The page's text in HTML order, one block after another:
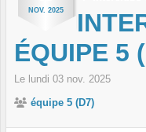
NOV. 2025
ÉQUIPE 5
Le lundi 03 nov. 2025
équipe 5 (D7)